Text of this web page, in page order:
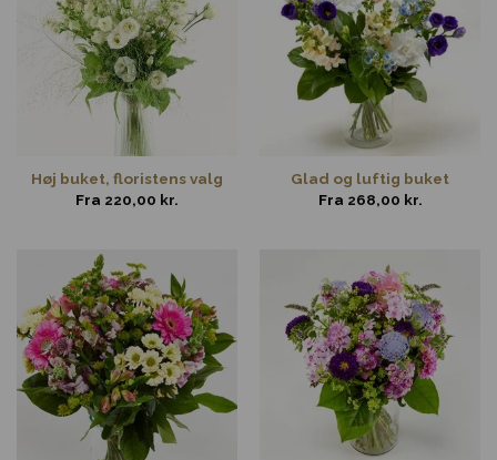
Høj buket, floristens valg
Fra 220,00 kr.
Glad og luftig buket
Fra 268,00 kr.